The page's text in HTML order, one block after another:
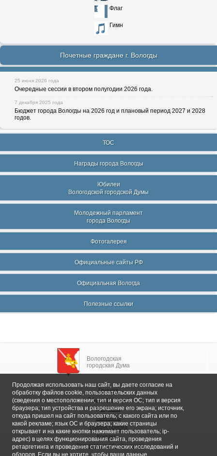
Флаг
Гимн
Почетные граждане г. Вологды
25 июня 2026 года
Очередные сессии в втором полугодии 2026 года.
7 декабря 2025 года
Бюджет города Вологды на 2026 год и плановый период 2027 и 2028
годов.
ТОС
Награды города Вологды
Юбилеи
Вологодской городской Думы
Молодежный парламент
города Вологды
Фотогалерея
Официальные сайты РФ
Официальная Вологда
Полезные ссылки
Вологодская
городская Дума
Главная
Общие сведения
Депутаты
Комитеты
График приема
Контакты
Депутатские объединения
Продолжая использовать наш сайт, вы даете согласие на
обработку файлов cookie, пользовательских данных
(сведения о местоположении; тип и версия ОС; тип и версия
браузера; тип устройства и разрешение его экрана; источник,
откуда пришел на сайт пользователь; с какого сайта или по
какой рекламе; язык ОС и браузера; какие страницы
открывает и на какие кнопки нажимает пользователь; ip-
адрес) в целях функционирования сайта, проведения
ретаргетинга и проведения статистических исследований и
обзоров. Если вы не хотите, чтобы ваши данные